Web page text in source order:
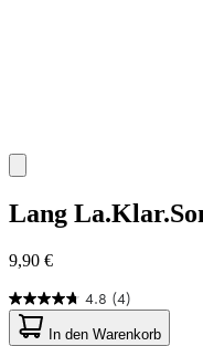
Lang
9,90 €
4.8 (4)
4.8
von
In den Warenkorb